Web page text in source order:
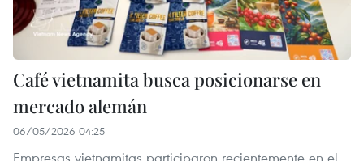
Café vietnamita busca posicionarse en
mercado alemán
06/05/2026 04:25
Empresas vietnamitas participaron recientemente en el